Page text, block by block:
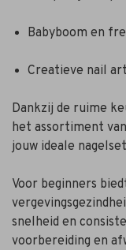
Babyboom en
Creatieve nail art
Dankzij de ruime
het assortiment
jouw ideale
Voor beginners
snelheid en
voorbereiding en